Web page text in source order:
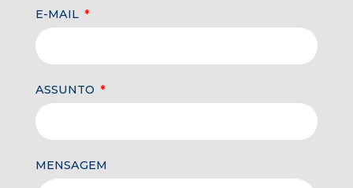
E-MAIL
ASSUNTO
MENSAGEM